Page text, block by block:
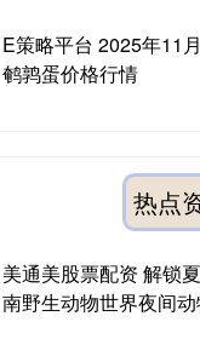
E策略平台 2025年11
鹌鹑蛋价格行情
热点
美通美股票配资 解锁
南野生动物世界夜间